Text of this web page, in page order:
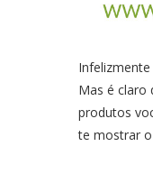
Mas é claro
produtos
te mostrar o